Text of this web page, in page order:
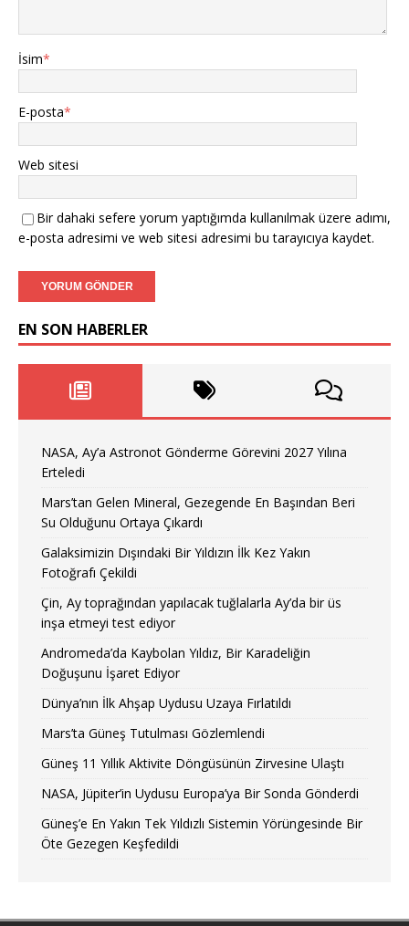
İsim*
E-posta*
Web sitesi
Bir dahaki sefere yorum yaptığımda kullanılmak üzere adımı,
e-posta adresimi ve web sitesi adresimi bu tarayıcıya kaydet.
EN SON HABERLER
NASA, Ay’a Astronot Gönderme Görevini 2027 Yılına
Erteledi
Mars’tan Gelen Mineral, Gezegende En Başından Beri
Su Olduğunu Ortaya Çıkardı
Galaksimizin Dışındaki Bir Yıldızın İlk Kez Yakın
Fotoğrafı Çekildi
Çin, Ay toprağından yapılacak tuğlalarla Ay’da bir üs
inşa etmeyi test ediyor
Andromeda’da Kaybolan Yıldız, Bir Karadeliğin
Doğuşunu İşaret Ediyor
Dünya’nın İlk Ahşap Uydusu Uzaya Fırlatıldı
Mars’ta Güneş Tutulması Gözlemlendi
Güneş 11 Yıllık Aktivite Döngüsünün Zirvesine Ulaştı
NASA, Jüpiter’in Uydusu Europa’ya Bir Sonda Gönderdi
Güneş’e En Yakın Tek Yıldızlı Sistemin Yörüngesinde Bir
Öte Gezegen Keşfedildi